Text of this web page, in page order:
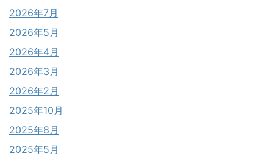
2026年7月
2026年5月
2026年4月
2026年3月
2026年2月
2025年10月
2025年8月
2025年5月